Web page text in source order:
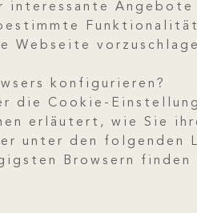
Angebote
Webseite
konfigurieren?
die Cookie-
erläutert, wie Sie
unter den folgenden
Browsern finden